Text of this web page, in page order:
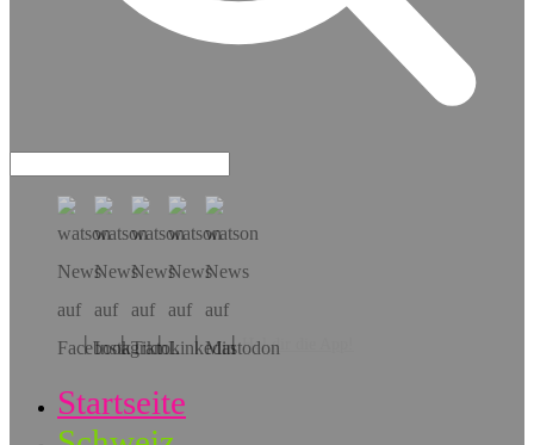
Hol dir die App!
Startseite